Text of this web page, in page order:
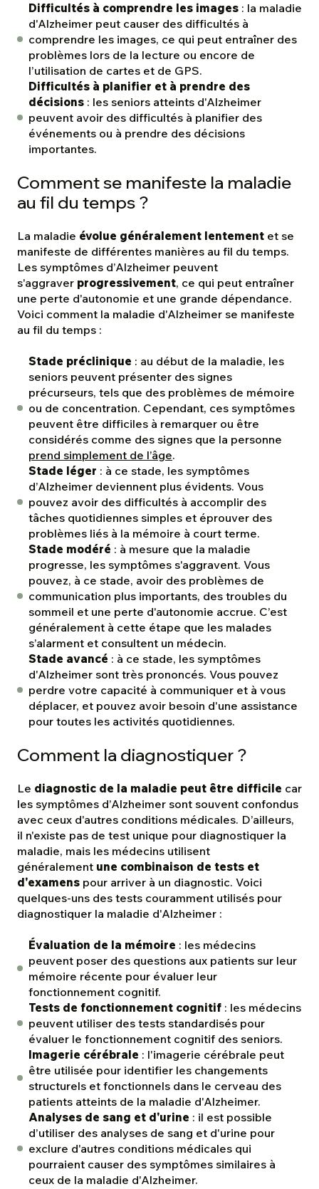
Difficultés à comprendre les images : la maladie
d'Alzheimer peut causer des difficultés à
comprendre les images, ce qui peut entraîner des
problèmes lors de la lecture ou encore de
l’utilisation de cartes et de GPS.
Difficultés à planifier et à prendre des
décisions : les seniors atteints d'Alzheimer
peuvent avoir des difficultés à planifier des
événements ou à prendre des décisions
importantes.
Comment se manifeste la maladie
au fil du temps ?
La maladie évolue généralement lentement et se
manifeste de différentes manières au fil du temps.
Les symptômes d’Alzheimer peuvent
s'aggraver progressivement, ce qui peut entraîner
une perte d'autonomie et une grande dépendance.
Voici comment la maladie d'Alzheimer se manifeste
au fil du temps :
Stade préclinique : au début de la maladie, les
seniors peuvent présenter des signes
précurseurs, tels que des problèmes de mémoire
ou de concentration. Cependant, ces symptômes
peuvent être difficiles à remarquer ou être
considérés comme des signes que la personne
prend simplement de l’âge.
Stade léger : à ce stade, les symptômes
d’Alzheimer deviennent plus évidents. Vous
pouvez avoir des difficultés à accomplir des
tâches quotidiennes simples et éprouver des
problèmes liés à la mémoire à court terme.
Stade modéré : à mesure que la maladie
progresse, les symptômes s'aggravent. Vous
pouvez, à ce stade, avoir des problèmes de
communication plus importants, des troubles du
sommeil et une perte d'autonomie accrue. C’est
généralement à cette étape que les malades
s’alarment et consultent un médecin.
Stade avancé : à ce stade, les symptômes
d'Alzheimer sont très prononcés. Vous pouvez
perdre votre capacité à communiquer et à vous
déplacer, et pouvez avoir besoin d'une assistance
pour toutes les activités quotidiennes.
Comment la diagnostiquer ?
Le diagnostic de la maladie peut être difficile car
les symptômes d’Alzheimer sont souvent confondus
avec ceux d'autres conditions médicales. D’ailleurs,
il n'existe pas de test unique pour diagnostiquer la
maladie, mais les médecins utilisent
généralement une combinaison de tests et
d'examens pour arriver à un diagnostic. Voici
quelques-uns des tests couramment utilisés pour
diagnostiquer la maladie d'Alzheimer :
Évaluation de la mémoire : les médecins
peuvent poser des questions aux patients sur leur
mémoire récente pour évaluer leur
fonctionnement cognitif.
Tests de fonctionnement cognitif : les médecins
peuvent utiliser des tests standardisés pour
évaluer le fonctionnement cognitif des seniors.
Imagerie cérébrale : l'imagerie cérébrale peut
être utilisée pour identifier les changements
structurels et fonctionnels dans le cerveau des
patients atteints de la maladie d'Alzheimer.
Analyses de sang et d'urine : il est possible
d’utiliser des analyses de sang et d'urine pour
exclure d'autres conditions médicales qui
pourraient causer des symptômes similaires à
ceux de la maladie d'Alzheimer.